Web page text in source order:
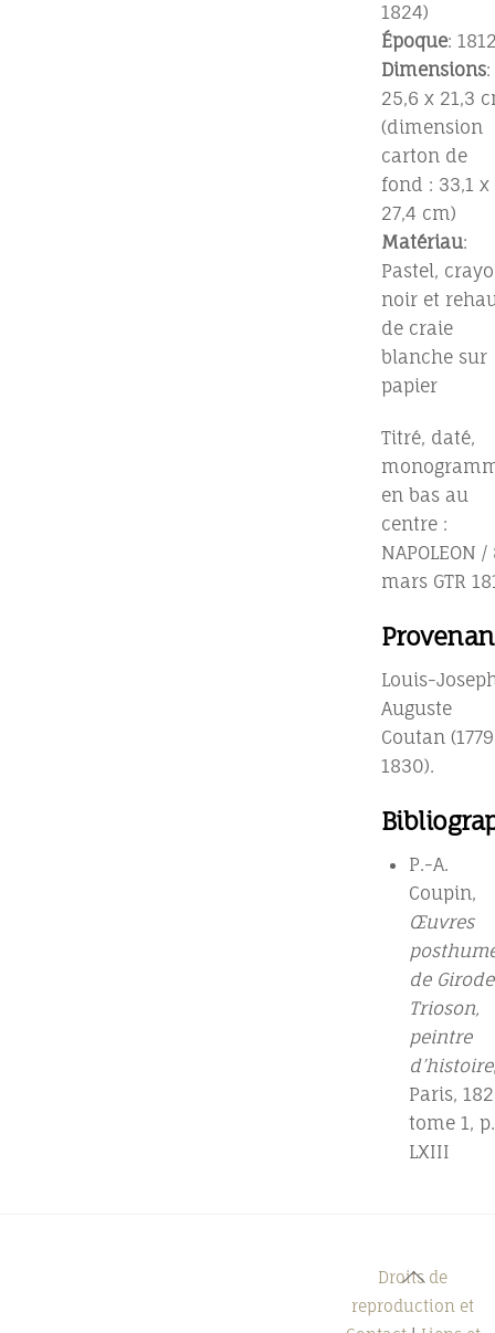
1824)
Époque:
Dimensions:
25,6 x 21,3
(dimension
carton de
fond : 33,1 x
27,4 cm)
Matériau:
Pastel,
noir et
de craie
blanche sur
papier
Titré, daté,
en bas au
centre :
NAPOLEON /
mars GTR
Louis-
Auguste
Coutan
1830).
P.-A.
Coupin,
Œuvres
de
Trioson,
peintre
d’histoire
Paris,
tome 1, p.
LXIII
Back
To
Droits de
reproduction et